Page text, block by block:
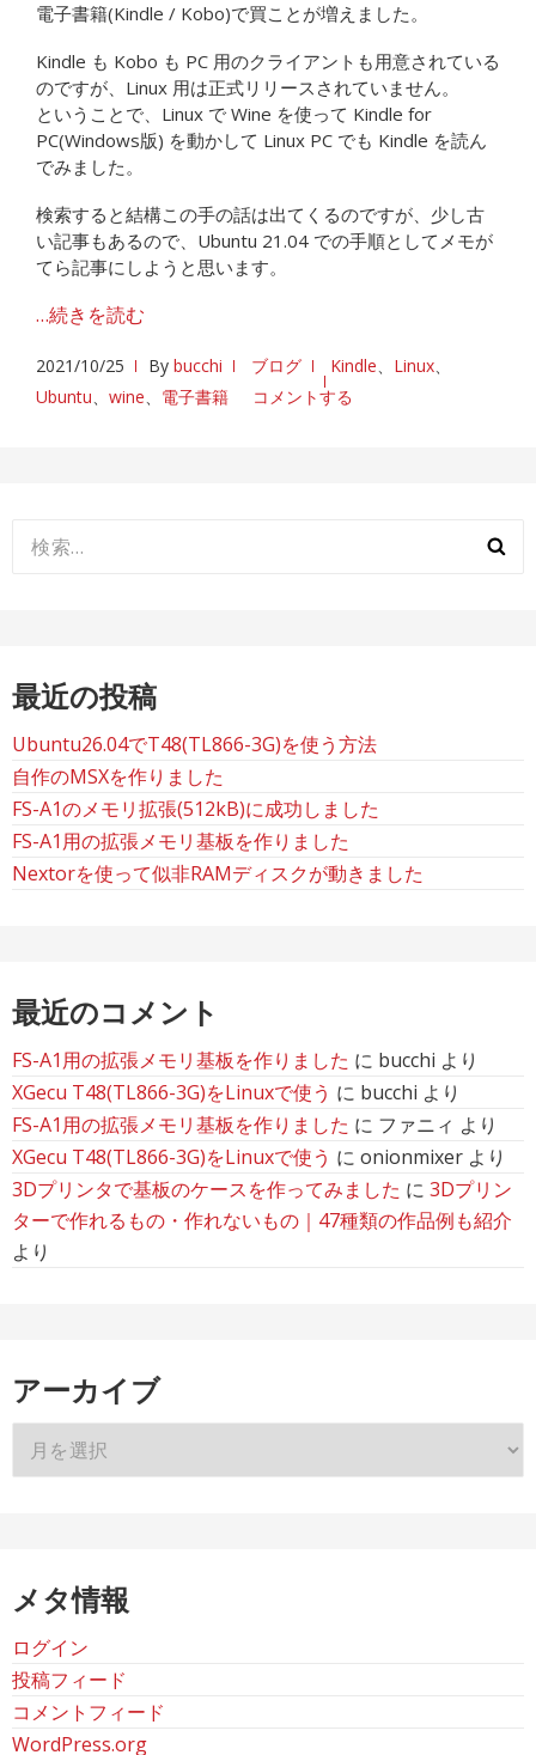
電子書籍(Kindle / Kobo)で買ことが増えました。
Kindle も Kobo も PC 用のクライアントも用意されている
のですが、Linux 用は正式リリースされていません。
ということで、Linux で Wine を使って Kindle for
PC(Windows版) を動かして Linux PC でも Kindle を読ん
でみました。
検索すると結構この手の話は出てくるのですが、少し古
い記事もあるので、Ubuntu 21.04 での手順としてメモが
てら記事にしようと思います。
…続きを読む
2021/10/25 By bucchi ブログ Kindle、 Linux、
Ubuntu、 wine、 電子書籍 コメントする
最近の投稿
Ubuntu26.04でT48(TL866-3G)を使う方法
自作のMSXを作りました
FS-A1のメモリ拡張(512kB)に成功しました
FS-A1用の拡張メモリ基板を作りました
Nextorを使って似非RAMディスクが動きました
最近のコメント
FS-A1用の拡張メモリ基板を作りました に bucchi より
XGecu T48(TL866-3G)をLinuxで使う に bucchi より
FS-A1用の拡張メモリ基板を作りました に ファニィ より
XGecu T48(TL866-3G)をLinuxで使う に onionmixer より
3Dプリンタで基板のケースを作ってみました に 3Dプリン
ターで作れるもの・作れないもの｜47種類の作品例も紹介
より
アーカイブ
メタ情報
ログイン
投稿フィード
コメントフィード
WordPress.org